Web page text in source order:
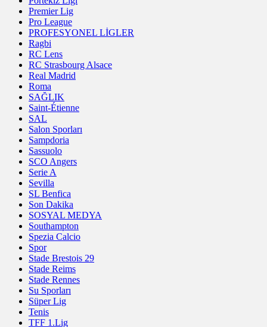
Premier Lig
Pro League
PROFESYONEL LİGLER
Ragbi
RC Lens
RC Strasbourg Alsace
Real Madrid
Roma
SAĞLIK
Saint-Étienne
SAL
Salon Sporları
Sampdoria
Sassuolo
SCO Angers
Serie A
Sevilla
SL Benfica
Son Dakika
SOSYAL MEDYA
Southampton
Spezia Calcio
Spor
Stade Brestois 29
Stade Reims
Stade Rennes
Su Sporları
Süper Lig
Tenis
TFF 1.Lig